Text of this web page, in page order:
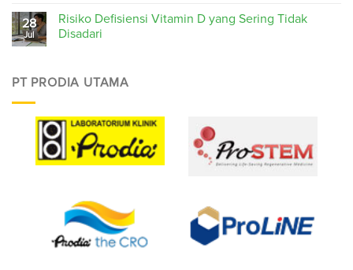
28
Jul
Risiko Defisiensi Vitamin D yang Sering Tidak
Disadari
PT PRODIA UTAMA